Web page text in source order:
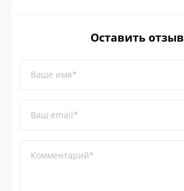
Оставить отзыв
Ваше имя*
Ваш email*
Комментарий*